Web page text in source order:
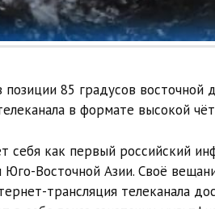
85 градусов восточной
в формате высокой
себя как первый российский
Восточной Азии. Своё
трансляция телеканала